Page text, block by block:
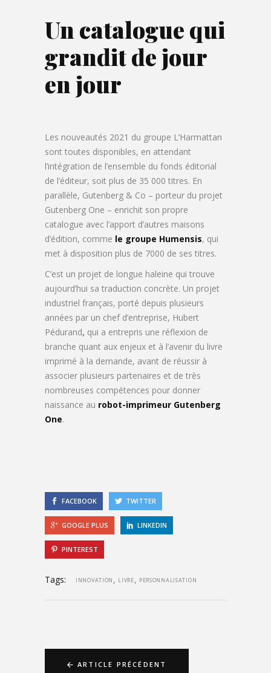
Un catalogue qui
grandit de jour
en jour
Les nouveautés 2021 du groupe L’Harmattan
sont toutes disponibles, en attendant
l’intégration de l’ensemble du fonds éditorial
de l’éditeur, soit plus de 35 000 titres. En
parallèle, Gutenberg & Co – porteur du projet
Gutenberg One – enrichit son propre
catalogue avec l’apport d’autres maisons
d’édition, comme le groupe Humensis, qui
met à disposition plus de 7000 de ses titres.
C’est un projet de longue haleine qui trouve
aujourd’hui sa traduction concrète. Un projet
industriel français, porté depuis plusieurs
années par un chef d’entreprise, Hubert
Pédurand, qui a entrepris une réflexion de
branche quant aux enjeux et à l’avenir du livre
imprimé à la demande, avant de réussir à
associer plusieurs partenaires et de très
nombreuses compétences pour donner
naissance au robot-imprimeur Gutenberg
One.
FACEBOOK TWITTER
GOOGLE PLUS LINKEDIN
PINTEREST
Tags: INNOVATION , LIVRE, PERSONNALISATION
ARTICLE PRÉCÉDENT